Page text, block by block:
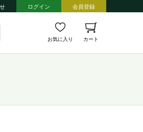
ログイン 会員登録
お気に入り カート